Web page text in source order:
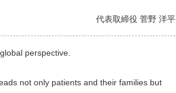
代表取締役 菅野 洋平
perspective.
not only patients and their families but